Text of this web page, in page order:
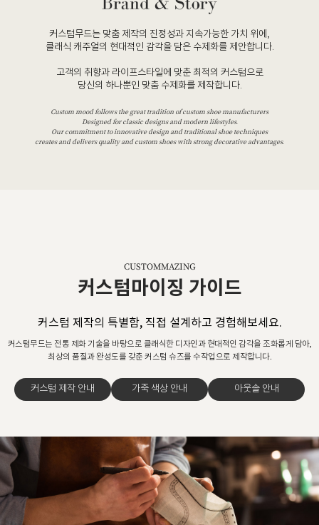
커스텀무드는 맞춤 제작의 진정성과 지속가능한 가치 위에,
클래식 캐주얼의 현대적인 감각을 담은 수제화를 제안합니다.
고객의 취향과 라이프스타일에 맞춘 최적의 커스텀으로
당신의 하나뿐인 맞춤 수제화를 제작합니다.
Custom mood follows the great tradition of custom shoe manufacturers
Designed for classic designs and modern lifestyles.
Our commitment to innovative design and traditional shoe techniques
creates and delivers quality and custom shoes with strong decorative advantages.
CUSTOMMAZING
커스텀마이징 가이드
커스텀 제작의 특별함, 직접 설계하고 경험해보세요.
커스텀무드는 전통 제화 기술을 바탕으로 클래식한 디자인과 현대적인 감각을 조화롭게 담아,
최상의 품질과 완성도를 갖춘 커스텀 슈즈를 수작업으로 제작합니다.
커스텀 제작 안내 가죽 색상 안내 아웃솔 안내